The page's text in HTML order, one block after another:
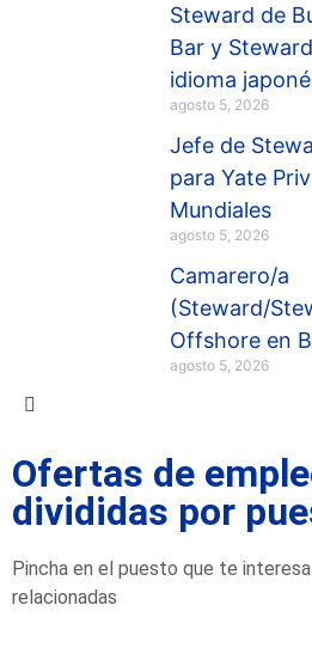
Steward de
Bar y
idioma
agosto 5, 2026
Jefe de
para Yate
Mundiales
agosto 5, 2026
Camarero/a
(Steward/
Offshore en
agosto 5, 2026
Ofertas de
divididas por
Pincha en el puesto que te
relacionadas